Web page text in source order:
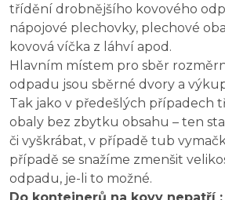
třídění drobnějšího kovového
nápojové plechovky, plechové
kovová víčka z láhví apod.
Hlavním místem pro sběr
odpadu jsou sběrné dvory a
Tak jako v předešlých případech
obaly bez zbytku obsahu – ten
či vyškrábat, v případě tub
případě se snažíme zmenšit
odpadu, je-li to možné.